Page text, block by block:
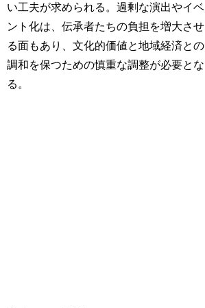
い工夫が求められる。過剰な演出やイベ
ント化は、伝承者たちの負担を増大させ
る面もあり、文化的価値と地域経済との
調和を保つための慎重な調整が必要とな
る。